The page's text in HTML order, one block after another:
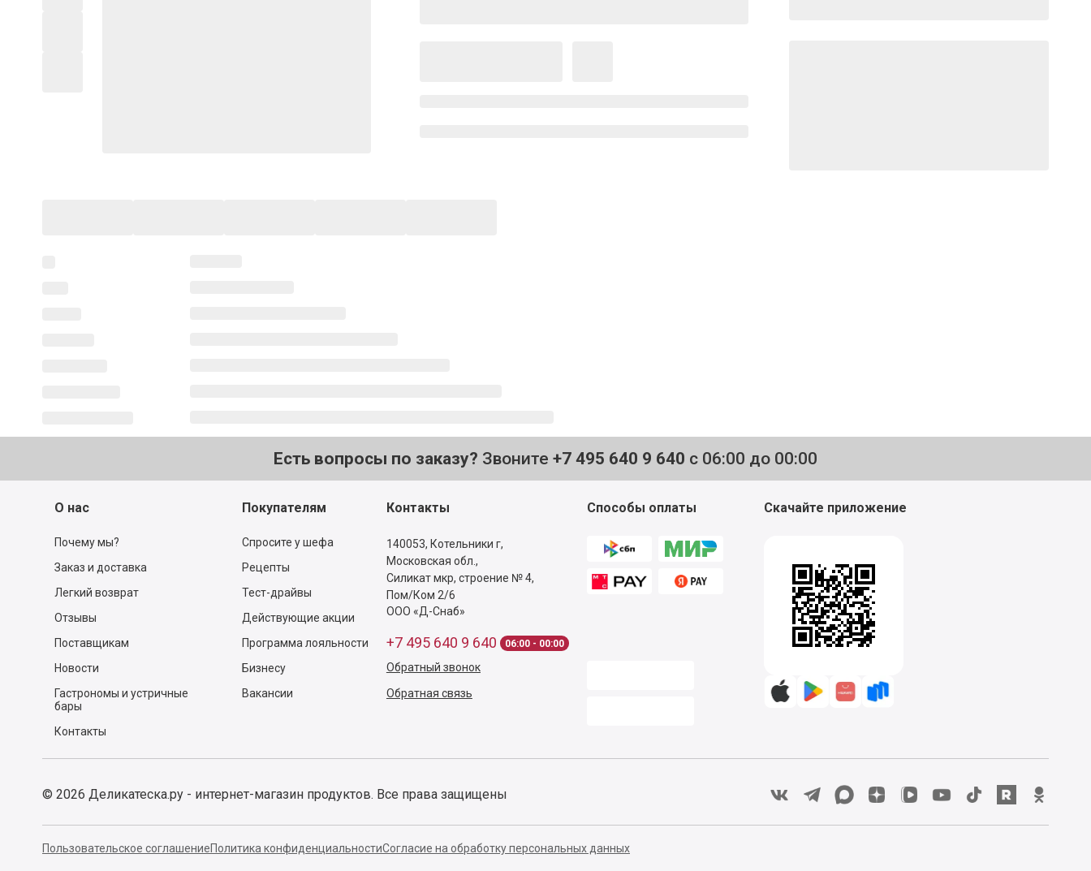
Есть вопросы по заказу? Звоните +7 495 640 9 640 с 06:00 до 00:00
О нас
Почему мы?
Заказ и доставка
Легкий возврат
Отзывы
Поставщикам
Новости
Гастрономы и устричные
бары
Контакты
Покупателям
Спросите у шефа
Рецепты
Тест-драйвы
Действующие акции
Программа лояльности
Бизнесу
Вакансии
Контакты
140053, Котельники г,
Московская обл.,
Силикат мкр, строение № 4,
Пом/Ком 2/6
ООО «Д-Снаб»
+7 495 640 9 640 06:00 - 00:00
Обратный звонок
Обратная связь
Способы оплаты Скачайте приложение
© 2026 Деликатеска.ру - интернет-магазин продуктов. Все права защищены
Пользовательское соглашениеПолитика конфиденциальностиСогласие на обработку персональных данных